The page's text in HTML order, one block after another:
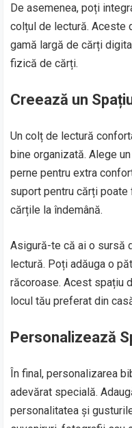
De asemenea, poți
colțul de lectură.
gamă largă de cărți
fizică de cărți.
Creează un
Un colț de lectură
bine organizată. Alege
perne pentru extra
suport pentru cărți
cărțile la îndemână.
Asigură-te că ai o sursă
lectură. Poți adăuga o
răcoroase. Acest spațiu
locul tău preferat din
Personalizează
În final, personalizarea
adevărat specială.
personalitatea și